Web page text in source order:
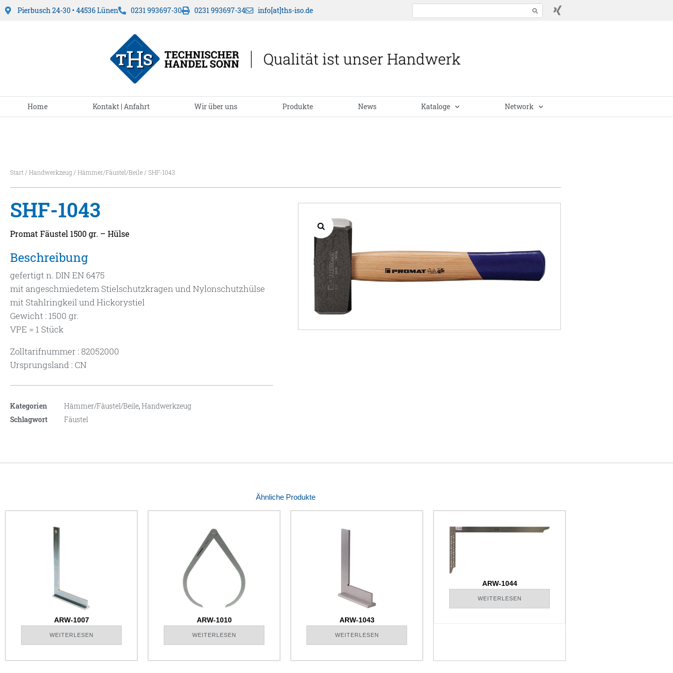
Pierbusch 24-30 • 44536 Lünen 0231 993697-30 0231 993697-34 info[at]ths-iso.de
Home Kontakt | Anfahrt Wir über uns Produkte News Kataloge Network
Start / Handwerkzeug / Hämmer/Fäustel/Beile / SHF-1043
SHF-1043
Promat Fäustel 1500 gr. – Hülse
Beschreibung
gefertigt n. DIN EN 6475
mit angeschmiedetem Stielschutzkragen und Nylonschutzhülse
mit Stahlringkeil und Hickorystiel
Gewicht : 1500 gr.
VPE = 1 Stück
Zolltarifnummer : 82052000
Ursprungsland : CN
Kategorien Hämmer/Fäustel/Beile,Handwerkzeug
Schlagwort
Fäustel
Ähnliche Produkte
ARW-1007
WEITERLESEN
ARW-1010
WEITERLESEN
ARW-1043
WEITERLESEN
ARW-1044
WEITERLESEN